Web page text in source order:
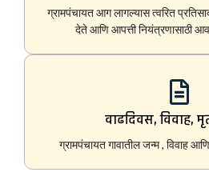
ग्रामपंचायत आग लागल्यास त्वरित
देते आणि आपत्ती नियंत्रणासाठी
वाढदिवस, विवाह,
ग्रामपंचायत गावातील जन्म , विवाह